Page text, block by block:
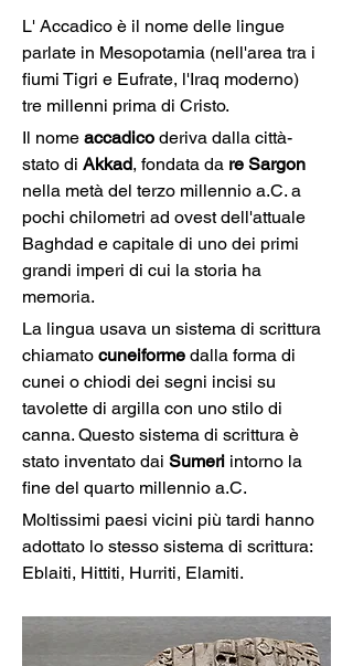
L' Accadico è il nome delle lingue
parlate in Mesopotamia (nell'area tra i
fiumi Tigri e Eufrate, l'Iraq moderno)
tre millenni prima di Cristo.
Il nome accadico deriva dalla città-
stato di Akkad, fondata da re Sargon
nella metà del terzo millennio a.C. a
pochi chilometri ad ovest dell'attuale
Baghdad e capitale di uno dei primi
grandi imperi di cui la storia ha
memoria.
La lingua usava un sistema di scrittura
chiamato cuneiforme dalla forma di
cunei o chiodi dei segni incisi su
tavolette di argilla con uno stilo di
canna. Questo sistema di scrittura è
stato inventato dai Sumeri intorno la
fine del quarto millennio a.C.
Moltissimi paesi vicini più tardi hanno
adottato lo stesso sistema di scrittura:
Eblaiti, Hittiti, Hurriti, Elamiti.